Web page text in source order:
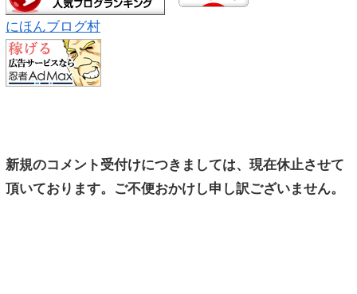
にほんブログ村
新規のコメント受付けにつきましては、現在休止させて
頂いております。ご不便おかけし申し訳ございません。